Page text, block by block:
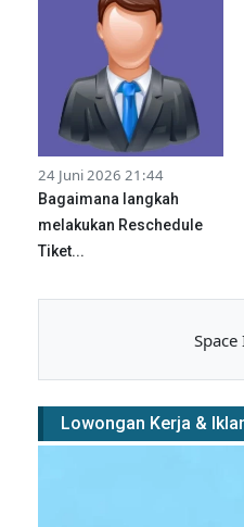
24 Juni 2026 21:44
Bagaimana langkah
melakukan Reschedule
Tiket...
Space
Lowongan Kerja &